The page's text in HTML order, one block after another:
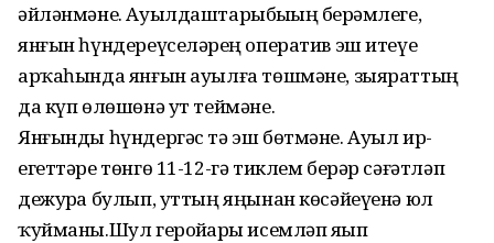
әйләнмәне. Ауылдаштарыбыҙҙың берҙәмлеге,
янғын һүндереүселәрҙең оператив эш итеүе
арҡаһында янғын ауылға төшмәне, зыяраттың
да күп өлөшөнә ут теймәне.
Янғынды һүндергәс тә эш бөтмәне. Ауыл ир-
егеттәре төнгө 11-12-гә тиклем берәр сәғәтләп
дежурҙа булып, уттың яңынан көсәйеүенә юл
ҡуйманы.Шул геройҙарҙы исемләп яҙып